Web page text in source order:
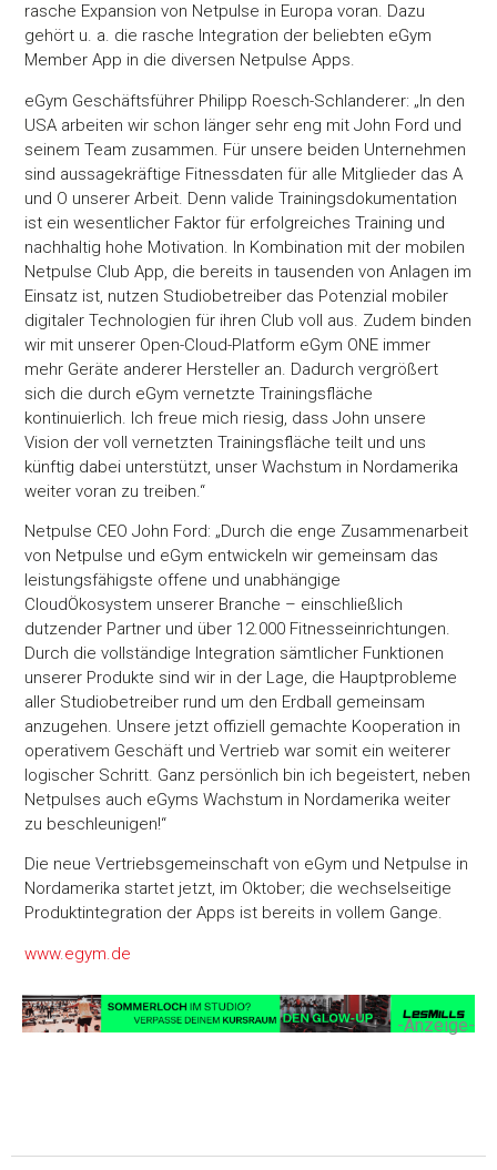
rasche Expansion von Netpulse in Europa voran. Dazu
gehört u. a. die rasche Integration der beliebten eGym
Member App in die diversen Netpulse Apps.
eGym Geschäftsführer Philipp Roesch-Schlanderer: „In den
USA arbeiten wir schon länger sehr eng mit John Ford und
seinem Team zusammen. Für unsere beiden Unternehmen
sind aussagekräftige Fitnessdaten für alle Mitglieder das A
und O unserer Arbeit. Denn valide Trainingsdokumentation
ist ein wesentlicher Faktor für erfolgreiches Training und
nachhaltig hohe Motivation. In Kombination mit der mobilen
Netpulse Club App, die bereits in tausenden von Anlagen im
Einsatz ist, nutzen Studiobetreiber das Potenzial mobiler
digitaler Technologien für ihren Club voll aus. Zudem binden
wir mit unserer Open-Cloud-Platform eGym ONE immer
mehr Geräte anderer Hersteller an. Dadurch vergrößert
sich die durch eGym vernetzte Trainingsfläche
kontinuierlich. Ich freue mich riesig, dass John unsere
Vision der voll vernetzten Trainingsfläche teilt und uns
künftig dabei unterstützt, unser Wachstum in Nordamerika
weiter voran zu treiben.“
Netpulse CEO John Ford: „Durch die enge Zusammenarbeit
von Netpulse und eGym entwickeln wir gemeinsam das
leistungsfähigste offene und unabhängige
CloudÖkosystem unserer Branche – einschließlich
dutzender Partner und über 12.000 Fitnesseinrichtungen.
Durch die vollständige Integration sämtlicher Funktionen
unserer Produkte sind wir in der Lage, die Hauptprobleme
aller Studiobetreiber rund um den Erdball gemeinsam
anzugehen. Unsere jetzt offiziell gemachte Kooperation in
operativem Geschäft und Vertrieb war somit ein weiterer
logischer Schritt. Ganz persönlich bin ich begeistert, neben
Netpulses auch eGyms Wachstum in Nordamerika weiter
zu beschleunigen!“
Die neue Vertriebsgemeinschaft von eGym und Netpulse in
Nordamerika startet jetzt, im Oktober; die wechselseitige
Produktintegration der Apps ist bereits in vollem Gange.
www.egym.de
-Anzeige-